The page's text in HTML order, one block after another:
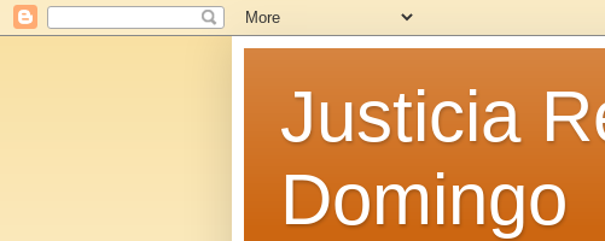
Justicia
Domingo